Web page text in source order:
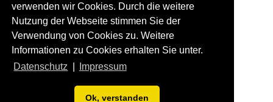
verwenden wir Cookies. Durch die weitere
Nutzung der Webseite stimmen Sie der
Verwendung von Cookies zu. Weitere
Informationen zu Cookies erhalten Sie unter.
Datenschutz
Impressum
Ok, verstanden